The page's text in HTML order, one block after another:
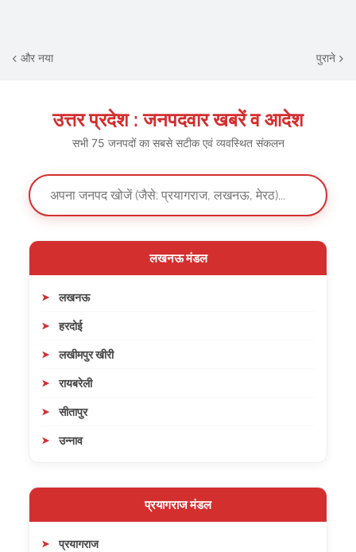
और नया पुराने
उत्तर प्रदेश : जनपदवार खबरें व आदेश
सभी 75 जनपदों का सबसे सटीक एवं व्यवस्थित संकलन
लखनऊ मंडल
लखनऊ
हरदोई
लखीमपुर खीरी
रायबरेली
सीतापुर
उन्नाव
प्रयागराज मंडल
प्रयागराज